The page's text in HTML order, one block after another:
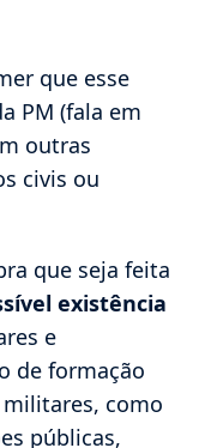
que esse
PM (fala em
outras
civis ou
que seja feita
existência
e
de formação
como
públicas,